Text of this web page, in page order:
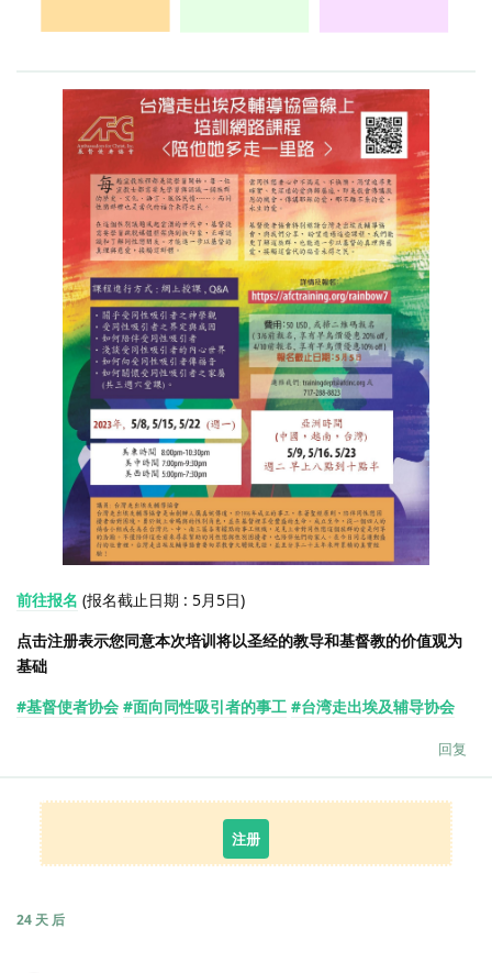
前往报名 (报名截止日期 : 5月5日)
点击注册表示您同意本次培训将以圣经的教导和基督教的价值观为
基础
#基督使者协会 #面向同性吸引者的事工 #台湾走出埃及辅导协会
回复
注册
24 天 后